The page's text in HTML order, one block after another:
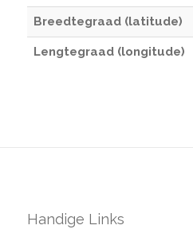
Breedtegraad (latitude)
Lengtegraad (longitude)
Handige Links